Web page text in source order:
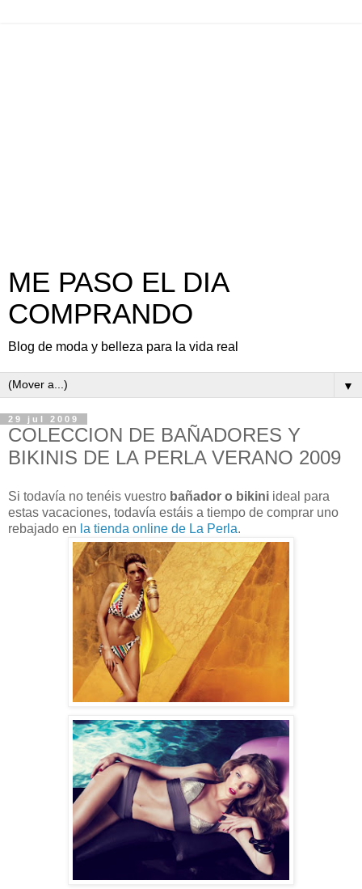
ME PASO EL DIA
COMPRANDO
Blog de moda y belleza para la vida real
▼
29 jul 2009
COLECCION DE BAÑADORES Y
BIKINIS DE LA PERLA VERANO 2009
Si todavía no tenéis vuestro bañador o bikini ideal para
estas vacaciones, todavía estáis a tiempo de comprar uno
rebajado en la tienda online de La Perla.